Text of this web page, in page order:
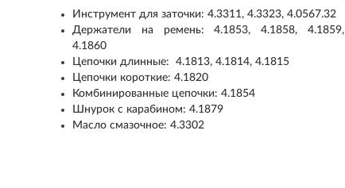
Инструмент для заточки: 4.3311, 4.3323, 4.0567.32
Держатели на ремень: 4.1853, 4.1858, 4.1859,
4.1860
Цепочки длинные: 4.1813, 4.1814, 4.1815
Цепочки короткие: 4.1820
Комбинированные цепочки: 4.1854
Шнурок с карабином: 4.1879
Масло смазочное: 4.3302